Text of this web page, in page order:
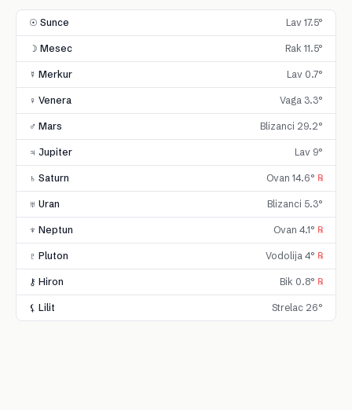
☉ Sunce Lav 17.5°
☽ Mesec Rak 11.5°
☿ Merkur Lav 0.7°
♀ Venera Vaga 3.3°
♂ Mars Blizanci 29.2°
♃ Jupiter Lav 9°
♄ Saturn Ovan 14.6° ℞
♅ Uran Blizanci 5.3°
♆ Neptun Ovan 4.1° ℞
♇ Pluton Vodolija 4° ℞
⚷ Hiron Bik 0.8° ℞
⚸ Lilit Strelac 26°